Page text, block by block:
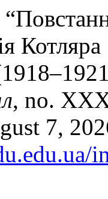
Котляра
, no.
7,